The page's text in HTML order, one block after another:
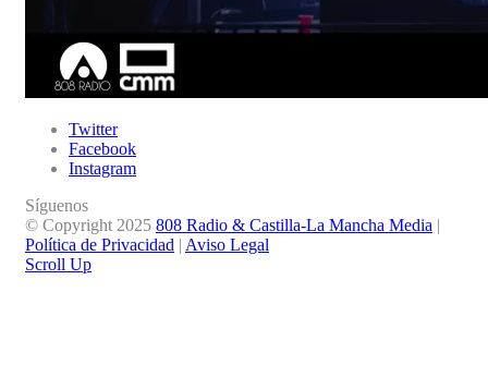
Twitter
Facebook
Instagram
Síguenos
© Copyright 2025 808 Radio & Castilla-La Mancha Media |
Política de Privacidad | Aviso Legal
Scroll Up